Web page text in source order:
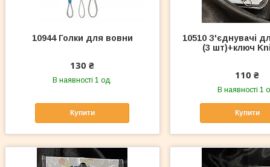
10944 Голки для вовни
130 ₴
В наявності 1 од.
Купити
10510 З'єднувачі
(3 шт)+ключ
110 ₴
В наявності 1
Купити